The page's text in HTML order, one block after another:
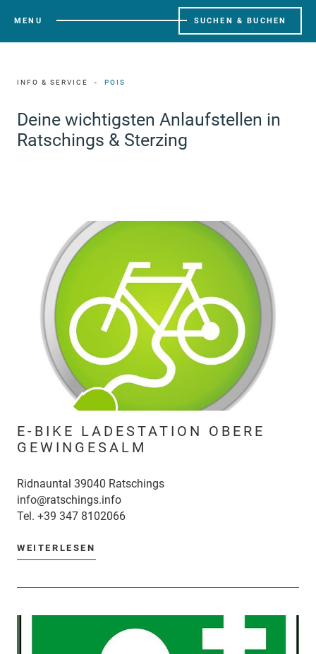
MENU SUCHEN & BUCHEN
INFO & SERVICE POIS
Deine wichtigsten Anlaufstellen in
Ratschings & Sterzing
E-BIKE LADESTATION OBERE
GEWINGESALM
Ridnauntal 39040 Ratschings
info@ratschings.info
Tel. +39 347 8102066
WEITERLESEN